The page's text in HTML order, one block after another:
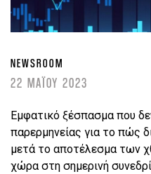
NEWSROOM
22 ΜΑΪΟΥ 2023
Εμφατικό ξέσπασμα που
παρερμηνείας για το πώς
μετά το αποτέλεσμα των
χώρα στη σημερινή